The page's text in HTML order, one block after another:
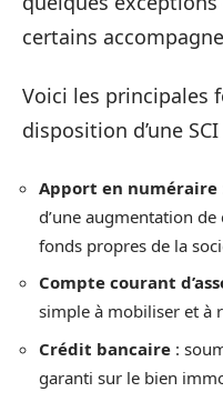
certains
Voici les principales
disposition d’une SCI
Apport en numéraire
d’une augmentation
fonds propres de la
Compte courant
simple à mobiliser et à
Crédit bancaire :
garanti sur le bien